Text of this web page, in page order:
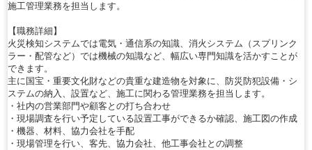
施工管理業務を担当します。
【職務詳細】
火災検知システムでは電気・通信系の知識、消火システム（スプリンク
ラー・配管など）では機械の知識など、幅広い専門知識を活かすことが
できます。
主に国宝・重要文化財などの貴重な建造物を対象に、防災防犯設備・シ
ステムの納入、設置など、施工に関わる管理業務を担当します。
・社内の営業部門や顧客との打ち合わせ
・現場調査を行い予定している設置工事ができるか確認、施工図の作成
・機器、材料、協力会社を手配
・現場管理を行い、客先、協力会社、他工事会社との調整